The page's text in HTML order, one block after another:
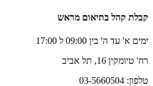
קבלת קהל בתיאום מראש
ימים א' עד ה' בין 09:00 ל 17:00
רח' טיומקין 16, תל אביב
טלפון: 03-5660504